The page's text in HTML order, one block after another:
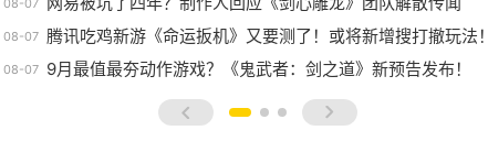
08-07
08-07 腾讯吃鸡新游《命运扳机》又要测了！或将新增搜打撤玩法！
08-07 9月最值最夯动作游戏？《鬼武者：剑之道》新预告发布！